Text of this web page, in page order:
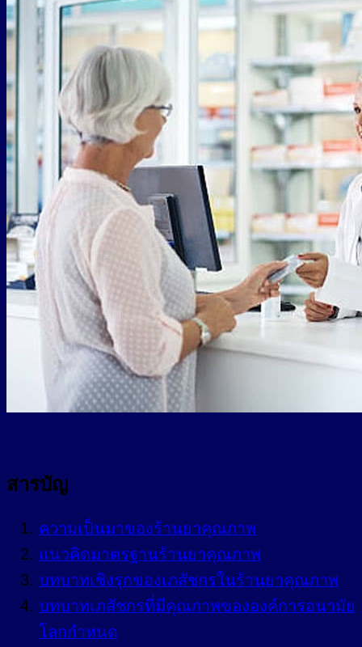
สารบัญ
ความเป็นมาของร้านยาคุณภาพ
แนวคิดมาตรฐานร้านยาคุณภาพ
บทบาทเชิงรุกของเภสัชกรในร้านยาคุณภาพ
บทบาทเภสัชกรที่มีคุณภาพขององค์การอนามัย
โลกกำหนด